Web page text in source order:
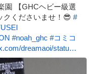
ド
を
す
園 【GHCヘビー級選
クくださいませ！😎 #
#noah_ghc #コミコ
dreamaoi/statu…